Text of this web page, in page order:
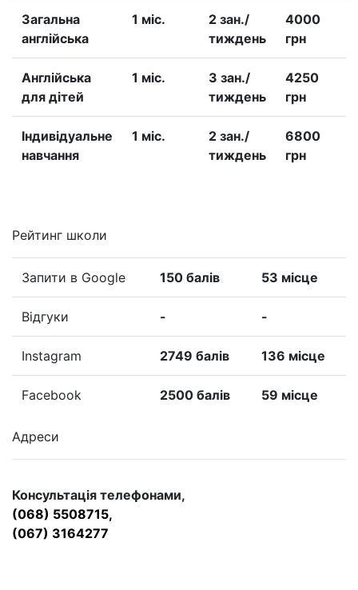
Загальна
англійська
1 міс.
2 зан./
тиждень
4000
грн
Англійська
для дітей
1 міс.
3 зан./
тиждень
4250
грн
Iндивідуальне
навчання
1 міс.
2 зан./
тиждень
6800
грн
Рейтинг школи
Запити в Google 150 балів 53 місце
Відгуки - -
Instagram 2749 балів 136 місце
Facebook 2500 балів 59 місце
Адреси
Консультація телефонами,
(068) 5508715,
(067) 3164277